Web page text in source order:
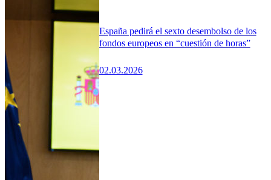
España pedirá el sexto desembolso de los
fondos europeos en “cuestión de horas”
02.03.2026